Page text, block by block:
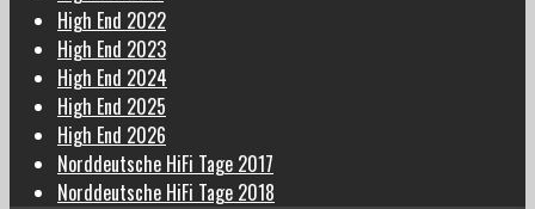
High End 2022
High End 2023
High End 2024
High End 2025
High End 2026
Norddeutsche HiFi Tage 2017
Norddeutsche HiFi Tage 2018